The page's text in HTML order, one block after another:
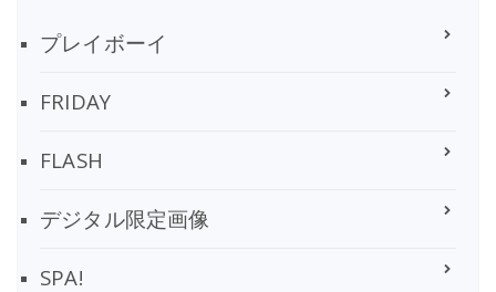
プレイボーイ
FRIDAY
FLASH
デジタル限定画像
SPA!